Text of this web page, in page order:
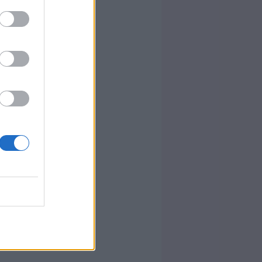
hogy
jelent,
gyors
magzatod
akár fel is
például